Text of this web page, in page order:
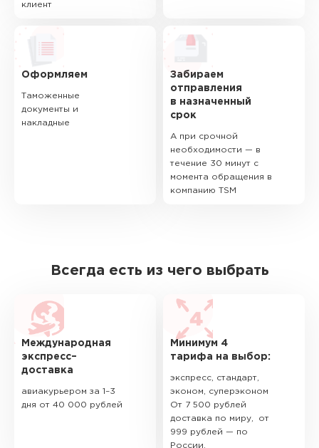
клиент
Оформляем
Таможенные
документы и
накладные
Забираем
отправления
в назначенный
срок
А при срочной
необходимости — в
течение 30 минут с
момента обращения в
компанию TSM
Всегда есть из чего выбрать
Международная
экспресс–
доставка
авиакурьером за 1–3
дня от 40 000 рублей
Минимум 4
тарифа на выбор:
экспресс, стандарт,
эконом, суперэконом
От 7 500 рублей
доставка по миру, от
999 рублей — по
России.